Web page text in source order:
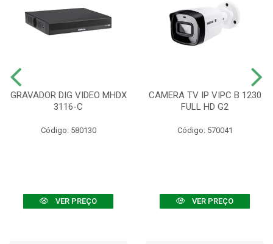
GRAVADOR DIG VIDEO MHDX
3116-C
Código: 580130
VER PREÇO
CAMERA TV IP VIPC B 1230
FULL HD G2
Código: 570041
VER PREÇO